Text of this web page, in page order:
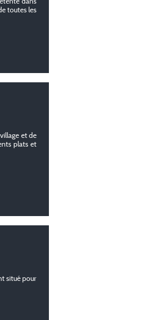
toutes les
et de
plats et
situé pour